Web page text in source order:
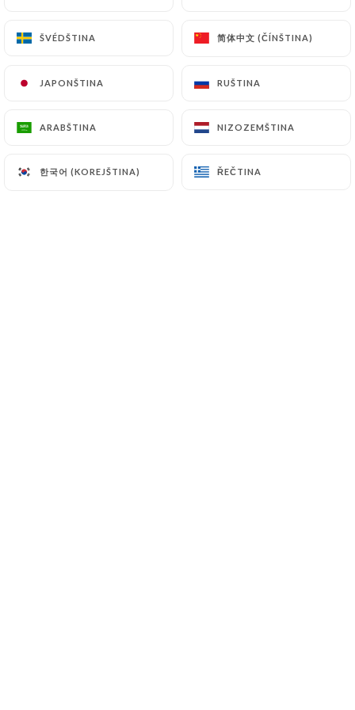
NABÍDKA
ŠVÉDŠTINA 简体中文 (ČÍNŠTINA)
JAPONŠTINA RUŠTINA
ARABŠTINA NIZOZEMŠTINA
한국어 (KOREJŠTINA) ŘEČTINA
Galerie
ŠVÉDŠTINA 简体中文 (ČÍNŠTINA)
JAPONŠTINA RUŠTINA
ARABŠTINA NIZOZEMŠTINA
한국어 (KOREJŠTINA) ŘEČTINA